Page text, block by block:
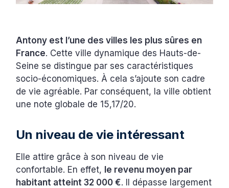
Antony est l’une des villes les plus sûres en
France. Cette ville dynamique des Hauts-de-
Seine se distingue par ses caractéristiques
socio-économiques. À cela s’ajoute son cadre
de vie agréable. Par conséquent, la ville obtient
une note globale de 15,17/20.
Un niveau de vie intéressant
Elle attire grâce à son niveau de vie
confortable. En effet, le revenu moyen par
habitant atteint 32 000 €. Il dépasse largement